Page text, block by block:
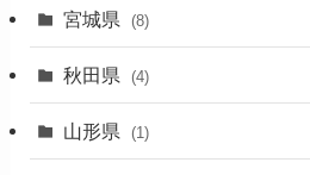
(2)
(1)
宮城県 (8)
秋田県 (4)
山形県 (1)